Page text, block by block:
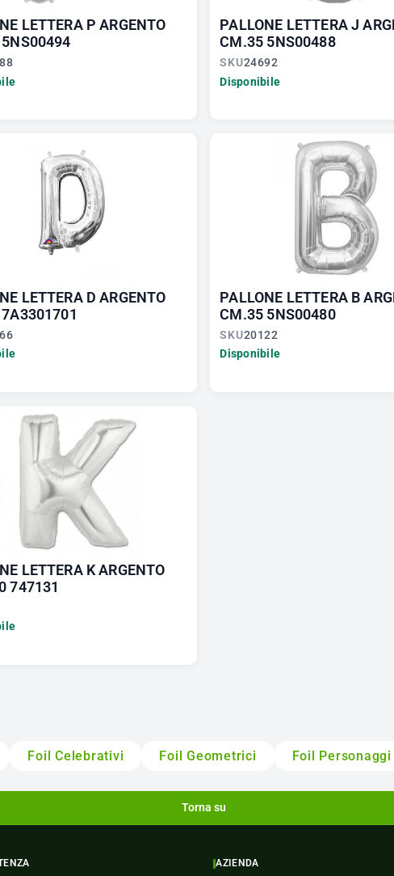
LETTERA P ARGENTO
PALLONE LETTERA J
CM.35 5NS00488
SKU24692
Disponibile
LETTERA D ARGENTO
PALLONE LETTERA B
CM.35 5NS00480
SKU20122
Disponibile
LETTERA K ARGENTO
747131
Foil Celebrativi Foil Geometrici Foil Personaggi
Torna su
AZIENDA